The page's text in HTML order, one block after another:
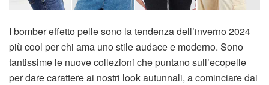
I bomber effetto pelle sono la tendenza dell’inverno 2024
più cool per chi ama uno stile audace e moderno. Sono
tantissime le nuove collezioni che puntano sull’ecopelle
per dare carattere ai nostri look autunnali, a cominciare dai